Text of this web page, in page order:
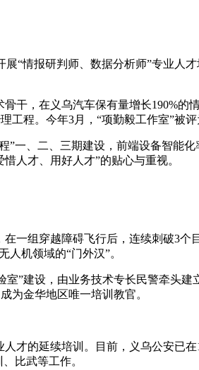
“情报研判师、数据分析师”专业人
干，在义乌汽车保有量增长190%
程。今年3月，“项勤毅工作室”被
一、二、三期建设，前端设备智能
人才、用好人才”的贴心与重视。
一组穿越障碍飞行后，连续刺破3
机领域的“门外汉”。
”建设，由业务技术专长民警牵头
为金华地区唯一培训教官。
才的延续培训。目前，义乌公安已
比武等工作。